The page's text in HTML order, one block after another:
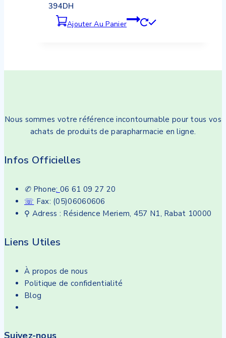
394DH
Ajouter Au Panier
Nous sommes votre référence incontournable pour tous vos
achats de produits de parapharmacie en ligne.
Infos Officielles
✆Phone: 06 61 09 27 20
☏ Fax: (05)06060606
⚲ Adress : Résidence Meriem, 457 N1, Rabat 10000
Liens Utiles
À propos de nous
Politique de confidentialité
Blog
Suivez-nous